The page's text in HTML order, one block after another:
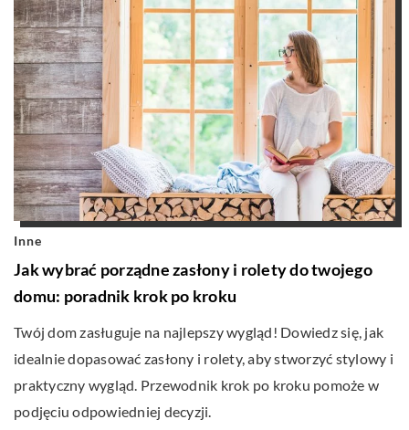
Inne
Jak wybrać porządne zasłony i rolety do twojego
domu: poradnik krok po kroku
Twój dom zasługuje na najlepszy wygląd! Dowiedz się, jak
idealnie dopasować zasłony i rolety, aby stworzyć stylowy i
praktyczny wygląd. Przewodnik krok po kroku pomoże w
podjęciu odpowiedniej decyzji.